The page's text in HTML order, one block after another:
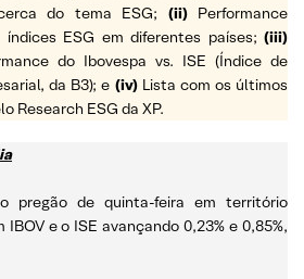
do tema ESG; (ii)Performance
ESG em diferentes países; (iii)
do Ibovespa vs. ISE (Índice de
da B3); e (iv)Lista com os últimos
Research ESG da XP.
pregão de quinta-feira em território
e o ISE avançando 0,23% e 0,85%,